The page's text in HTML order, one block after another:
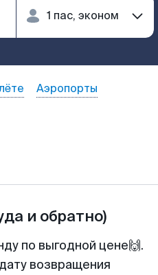
Аэропорты
и обратно)
по выгодной цене🙌.
возвращения